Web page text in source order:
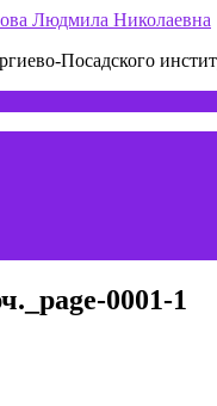
Посадского
0001-1